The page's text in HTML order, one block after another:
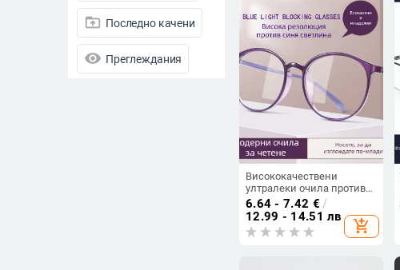
drive_folder_upload Последно качени
visibility Преглеждания
Висококачествени
ултралеки очила против
синя светлина за мъже,
ретро кръгла рамка, HD
лещи за възрастни
6.64 - 7.42 € /
12.99 - 14.51 лв
add_shopping_cart